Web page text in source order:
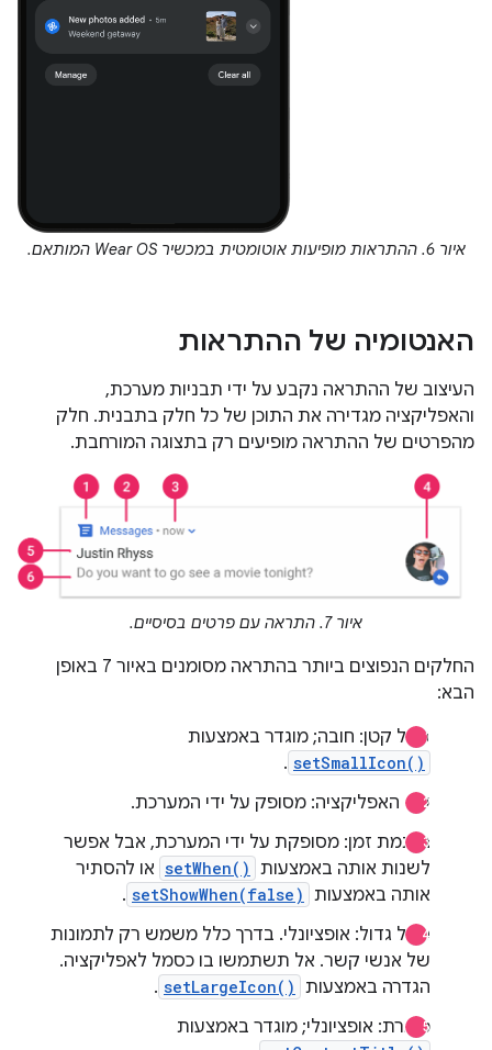
איור 6. ההתראות מופיעות אוטומטית במכשיר Wear OS המותאם.
האנטומיה של ההתראות
העיצוב של ההתראה נקבע על ידי תבניות מערכת,
והאפליקציה מגדירה את התוכן של כל חלק בתבנית. חלק
מהפרטים של ההתראה מופיעים רק בתצוגה המורחבת.
איור 7. התראה עם פרטים בסיסיים.
החלקים הנפוצים ביותר בהתראה מסומנים באיור 7 באופן
הבא:
סמל קטן: חובה; מוגדר באמצעות
setSmallIcon()
.
שם האפליקציה: מסופק על ידי המערכת.
חותמת זמן: מסופקת על ידי המערכת, אבל אפשר
לשנות אותה באמצעות setWhen() או להסתיר
אותה באמצעות setShowWhen(false)
.
סמל גדול: אופציונלי. בדרך כלל משמש רק לתמונות
של אנשי קשר. אל תשתמשו בו כסמל לאפליקציה.
הגדרה באמצעות setLargeIcon()
.
כותרת: אופציונלי; מוגדר באמצעות